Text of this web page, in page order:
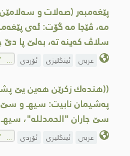
پێغه‌مبه‌ر (صه‌لات و
مه‌، ڤێجا مه‌ گۆت: ئه‌ی
سلاڤ كه‌ینه‌ ته‌‌، به‌لێ پا دێ
عربي ئینگلیزی ئۆردی
((هنده‌ك زكرێن هه‌ین یێ
په‌شیمان نابیت: سیهـ و سێ
سێ جاران "الحمدلله"، سیهـ
عربي ئینگلیزی ئۆردی